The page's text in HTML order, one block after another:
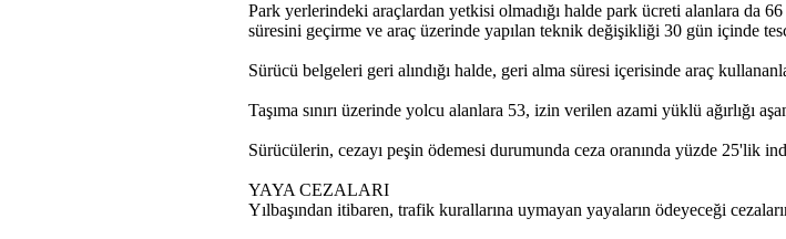
Park yerlerindeki araçlardan yetkisi olmadığı halde park ücreti alanlara da
süresini geçirme ve araç üzerinde yapılan teknik değişikliği 30 gün içinde
Sürücü belgeleri geri alındığı halde, geri alma süresi içerisinde araç
Taşıma sınırı üzerinde yolcu alanlara 53, izin verilen azami yüklü ağırlığı
Sürücülerin, cezayı peşin ödemesi durumunda ceza oranında yüzde 25'lik
YAYA CEZALARI
Yılbaşından itibaren, trafik kurallarına uymayan yayaların ödeyeceği